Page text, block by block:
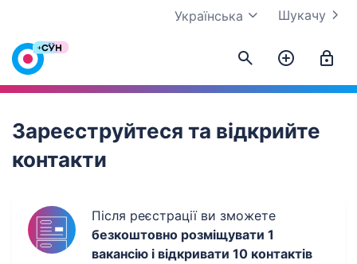
Шукачу
Українська
Work.ua
Зареєструйтеся та відкрийте
контакти
Після реєстрації ви зможете
безкоштовно розміщувати 1
вакансію і відкривати 10 контактів